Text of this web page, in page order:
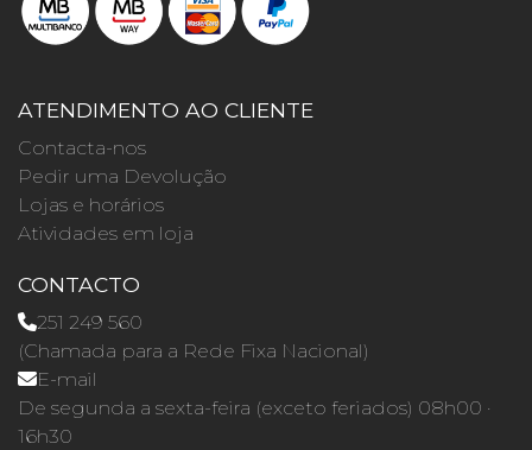
ATENDIMENTO AO CLIENTE
Contacta-nos
Pedir uma Devolução
Lojas e horários
Atividades em loja
CONTACTO
251 249 560
(Chamada para a Rede Fixa Nacional)
E-mail
De segunda a sexta-feira (exceto feriados) 08h00 ·
16h30